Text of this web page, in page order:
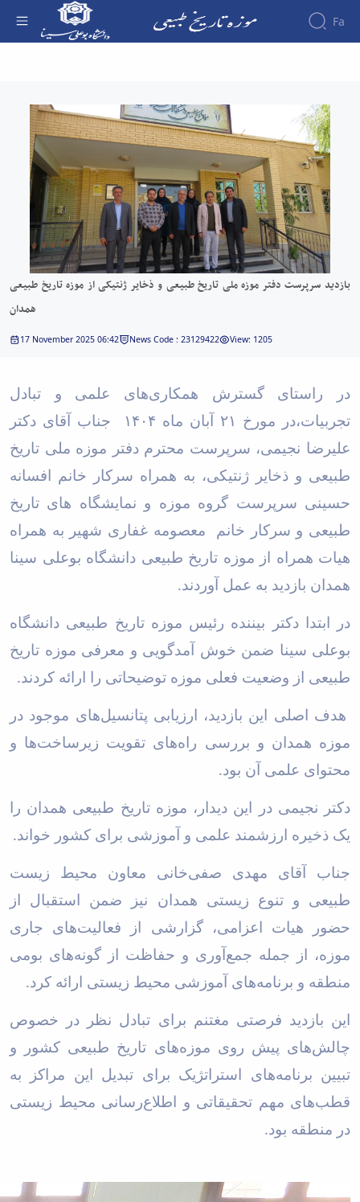
Fa
تاریخچه
موزه
مدیریت
کارکنان
مدیران
پیشین
معرفی
سالن
ها
فضاهای
جانبی
تماس
ما
ذخایر ژنتیکی از موزه تاریخ طبیعی همدان - موزه
تاریخ طبیعی
بازدید سرپرست دفتر موزه ملی تاریخ طبیعی و ذخایر ژنتیکی از موزه تاریخ طبیعی
همدان
17 November 2025 06:42 News Code : 23129422 View: 1205
در راستای گسترش همکاری‌های علمی و تبادل
تجربیات،در مورخ ۲۱ آبان ماه ۱۴۰۴ جناب آقای دکتر
علیرضا نجیمی، سرپرست محترم دفتر موزه ملی تاریخ
طبیعی و ذخایر ژنتیکی، به همراه سرکار خانم افسانه
حسینی سرپرست گروه موزه و نمایشگاه های تاریخ
طبیعی و سرکار خانم معصومه غفاری شهیر به همراه
هیات همراه از موزه تاریخ طبیعی دانشگاه بوعلی سینا
همدان بازدید به عمل آوردند.
در ابتدا دکتر بیننده رئیس موزه تاریخ طبیعی دانشگاه
بوعلی سینا ضمن خوش آمدگویی و معرفی موزه تاریخ
طبیعی از وضعیت فعلی موزه توضیحاتی را ارائه کردند.
هدف اصلی این بازدید، ارزیابی پتانسیل‌های موجود در
موزه همدان و بررسی راه‌های تقویت زیرساخت‌ها و
محتوای علمی آن بود.
دکتر نجیمی در این دیدار، موزه تاریخ طبیعی همدان را
یک ذخیره ارزشمند علمی و آموزشی برای کشور خواند.
جناب آقای مهدی صفی‌خانی معاون محیط زیست
طبیعی و تنوع زیستی همدان نیز ضمن استقبال از
حضور هیات اعزامی، گزارشی از فعالیت‌های جاری
موزه، از جمله جمع‌آوری و حفاظت از گونه‌های بومی
منطقه و برنامه‌های آموزشی محیط زیستی ارائه کرد.
این بازدید فرصتی مغتنم برای تبادل نظر در خصوص
چالش‌های پیش روی موزه‌های تاریخ طبیعی کشور و
تبیین برنامه‌های استراتژیک برای تبدیل این مراکز به
قطب‌های مهم تحقیقاتی و اطلاع‌رسانی محیط زیستی
در منطقه بود.